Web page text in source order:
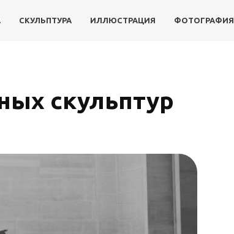
СКУЛЬПТУРА ИЛЛЮСТРАЦИЯ ФОТОГРАФИЯ
скульптур